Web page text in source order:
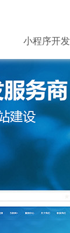
小程序开发